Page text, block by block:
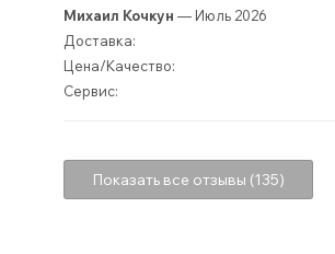
Михаил Кочкун — Июль 2026
Доставка:
Цена/Качество:
Сервис:
Показать все отзывы (135)